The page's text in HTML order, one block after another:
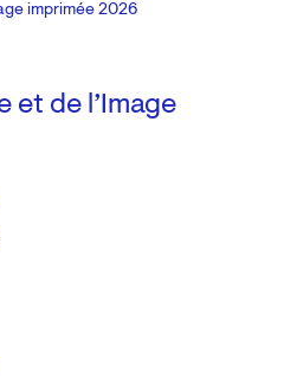
et de l’Image
imprimée 2026